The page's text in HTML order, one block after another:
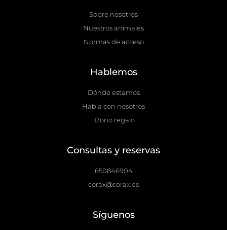
Sobre nosotros
Nuestros animales
Normas de acceso
Hablemos
Dónde estamos
Habla con nosotros
Bono regalo
Consultas y reservas
650846904
corax@corax.es
Síguenos